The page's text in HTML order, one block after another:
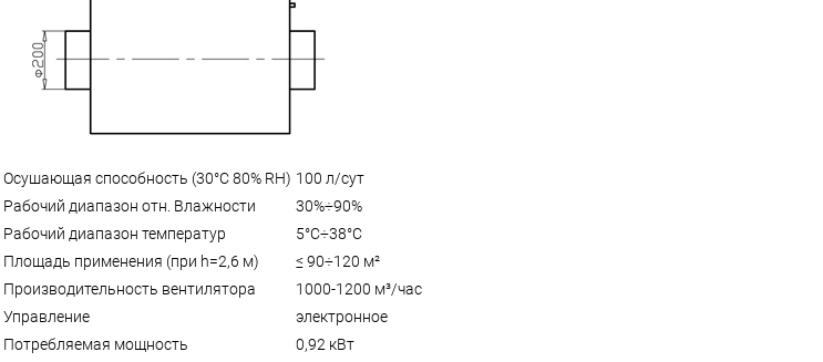
Осушающая способность (30°С 80% RH) 100 л/сут
Рабочий диапазон отн. Влажности
30%÷90%
Рабочий диапазон температур
5°С÷38°С
Площадь применения (при h=2,6 м)
≤ 90÷120 м²
Производительность вентилятора
1000-1200 м³/час
Управление
электронное
Потребляемая мощность
0,92 кВт